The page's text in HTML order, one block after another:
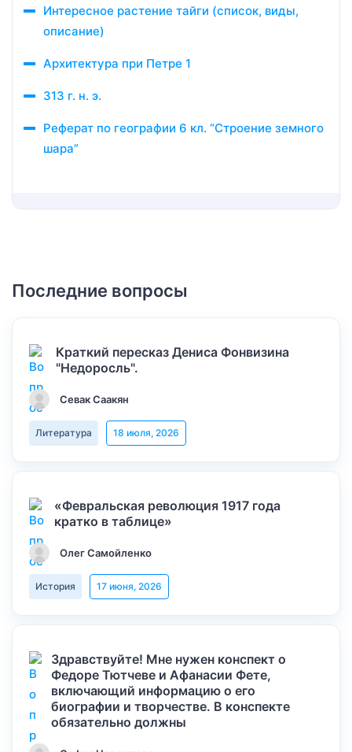
Интересное растение тайги (список, виды,
описание)
Архитектура при Петре 1
313 г. н. э.
Реферат по географии 6 кл. “Строение земного
шара”
Последние вопросы
Краткий пересказ Дениса Фонвизина
"Недоросль".
Севак Саакян
Литература 18 июля, 2026
«Февральская революция 1917 года
кратко в таблице»
Олег Самойленко
История 17 июня, 2026
Здравствуйте! Мне нужен конспект о
Федоре Тютчеве и Афанасии Фете,
включающий информацию о его
биографии и творчестве. В конспекте
обязательно должны